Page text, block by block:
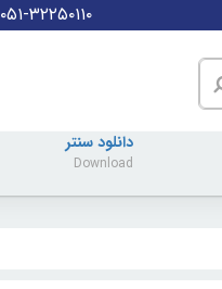
۰۵۱-۳۲۲۵۰۱۱۰
دانلود سنتر
Download